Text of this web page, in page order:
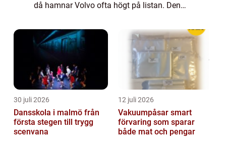
då hamnar Volvo ofta högt på listan. Den
30 juli 2026
Dansskola i malmö från
första stegen till trygg
scenvana
12 juli 2026
Vakuumpåsar smart
förvaring som sparar
både mat och pengar